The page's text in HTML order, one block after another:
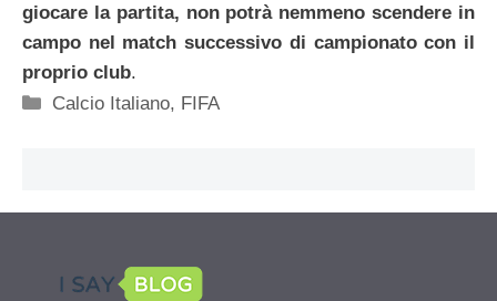
giocare la partita, non potrà nemmeno scendere in
campo nel match successivo di campionato con il
proprio club.
Categorie
Calcio Italiano, FIFA